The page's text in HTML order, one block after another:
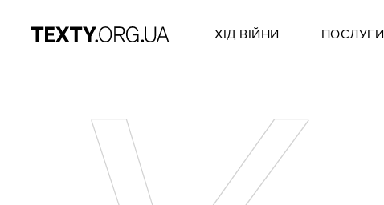
ХІД ВІЙНИ ПОСЛУГИ